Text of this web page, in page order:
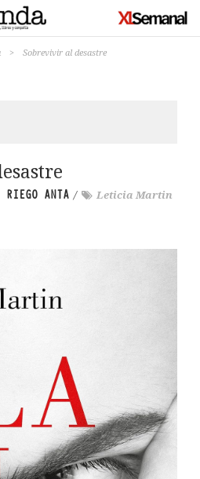
> Sobrevivir al desastre
RIEGO ANTA / Leticia Martin